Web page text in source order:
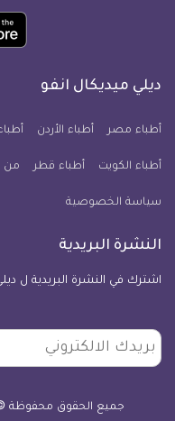
فيسبوكتويتر
ميديكال
يوتيوب
ديلي ميديكال انفو
أطباء مصر أطباء الأردن
أطباء الكويت أطباء قطر من
سياسة الخصوصية
النشرة البريدية
اشترك في النشرة البريدية ل
بريدك
الالكتروني
جميع الحقوق محفوظة © ديلي